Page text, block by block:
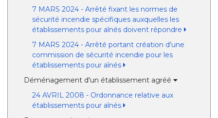
7 MARS 2024 - Arrêté fixant les normes de
sécurité incendie spécifiques auxquelles les
établissements pour aînés doivent répondre
7 MARS 2024 - Arrêté portant création d'une
commission de sécurité incendie pour les
établissements pour aînés
Déménagement d'un établissement agréé
24 AVRIL 2008 - Ordonnance relative aux
établissements pour aînés